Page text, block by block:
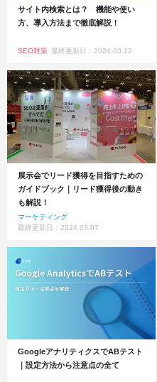
サイト内検索とは？ 機能や使い
方、導入方法まで徹底解説！
SEO対策 最終更新日：2024.03.12
展示会でリード獲得を目指すための
ガイドブック｜リード獲得後の動き
も解説！
マーケティング
最終更新日：2024.03.07
GoogleアナリティクスでABテスト
｜設定方法から注意点の全て